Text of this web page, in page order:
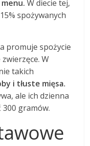
W diecie tej,
spożywanych
promuje spożycie
W
takich
i tłuste mięsa.
ale ich dzienna
gramów.